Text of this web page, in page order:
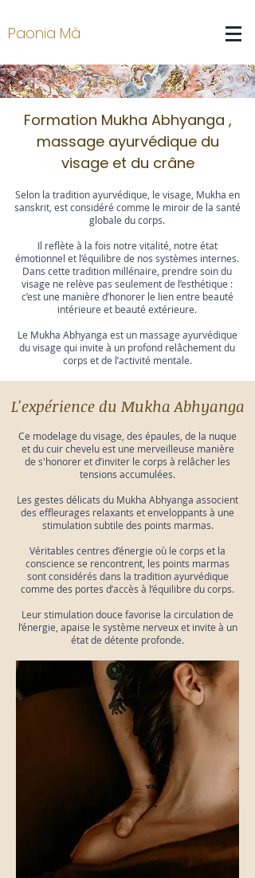
Paonia Mà
Formation Mukha Abhyanga ,
massage ayurvédique du
visage et du crâne
Selon la tradition ayurvédique, le visage, Mukha en
sanskrit, est considéré comme le miroir de la santé
globale du corps.
Il reflète à la fois notre vitalité, notre état
émotionnel et l’équilibre de nos systèmes internes.
Dans cette tradition millénaire, prendre soin du
visage ne relève pas seulement de l’esthétique :
c’est une manière d’honorer le lien entre beauté
intérieure et beauté extérieure.
Le Mukha Abhyanga est un massage ayurvédique
du visage qui invite à un profond relâchement du
corps et de l’activité mentale.
L'expérience du Mukha Abhyanga
Ce modelage du visage, des épaules, de la nuque
et du cuir chevelu est une merveilleuse manière
de s'honorer et d’inviter le corps à relâcher les
tensions accumulées.
Les gestes délicats du Mukha Abhyanga associent
des effleurages relaxants et enveloppants à une
stimulation subtile des points marmas.
Véritables centres d’énergie où le corps et la
conscience se rencontrent, les points marmas
sont considérés dans la tradition ayurvédique
comme des portes d’accès à l’équilibre du corps.
Leur stimulation douce favorise la circulation de
l’énergie, apaise le système nerveux et invite à un
état de détente profonde.